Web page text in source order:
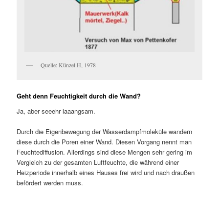
Quelle: Künzel.H, 1978
Geht denn Feuchtigkeit durch die Wand?
Ja, aber seeehr laaangsam.
Durch die Eigenbewegung der Wasserdampfmoleküle wandern
diese durch die Poren einer Wand. Diesen Vorgang nennt man
Feuchtediffusion. Allerdings sind diese Mengen sehr gering im
Vergleich zu der gesamten Luftfeuchte, die während einer
Heizperiode innerhalb eines Hauses frei wird und nach draußen
befördert werden muss.